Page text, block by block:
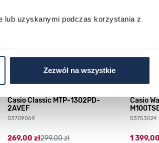
lub uzyskanymi podczas korzystania z
Zezwól na wszystkie
Casio Classic MTP-1302PD-
2AVEF
03709069
269,00 zł299,00 zł
Casio
03753024
1